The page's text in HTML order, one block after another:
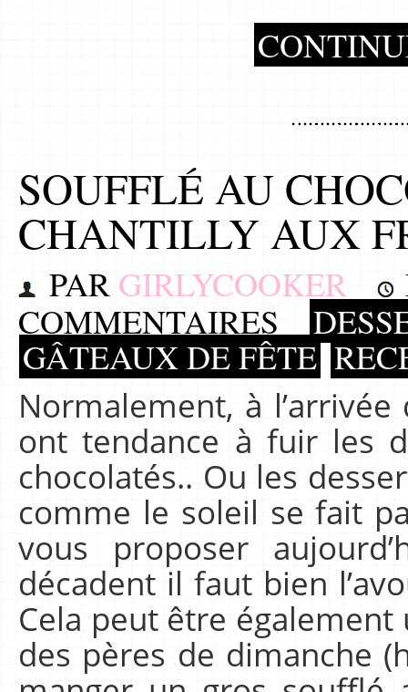
SOUFFLÉ AU
CHANTILLY AUX
PAR GIRLYCOOKER
COMMENTAIRES
GÂTEAUX DE FÊTE
Normalement, à
ont tendance à fuir les
chocolatés.. Ou les
comme le soleil se fait
vous proposer
décadent il faut bien
Cela peut être
des pères de dimanche